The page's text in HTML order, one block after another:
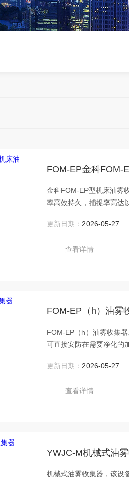
FOM-EP金科FOM-
金科FOM-EP型机床油雾
率高效持久，捕捉率高达
更新日期： 2026-05-27
查看详情
FOM-EP（h）油雾
FOM-EP（h）油雾收集
可直接安防在需要净化的
更新日期： 2026-05-27
查看详情
YWJC-M机械式油
机械式油雾收集器，该设